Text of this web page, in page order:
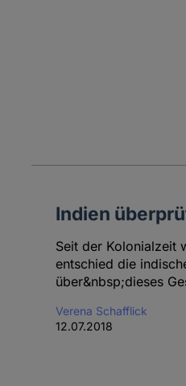
Indien
Seit der Kolonialzeit
entschied die
über&nbsp;dieses
Verena Schafflick
12.07.2018